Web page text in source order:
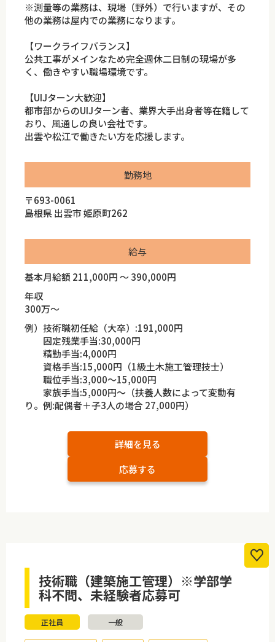
※測量等の業務は、現場（野外）で行いますが、その
他の業務は屋内での業務になります。
【ワークライフバランス】
公共工事がメインなため完全週休二日制の現場が多
く、働きやすい職場環境です。
【UIJターン大歓迎】
都市部からのUIJターン者、業界大手出身者等在籍して
おり、風通しの良い会社です。
出雲や松江で働きたい方を応援します。
勤務地
〒693-0061
島根県 出雲市 姫原町262
給与
基本月給額 211,000円 ～ 390,000円
年収
300万～
例）技術職初任給（大卒）:191,000円
固定残業手当:30,000円
精勤手当:4,000円
資格手当:15,000円（1級土木施工管理技士）
職位手当:3,000～15,000円
家族手当:5,000円～（扶養人数によって変動有
り。例:配偶者＋子3人の場合 27,000円）
詳細を見る
応募する
技術職（建築施工管理）※学部学
科不問、未経験者応募可
正社員 一般